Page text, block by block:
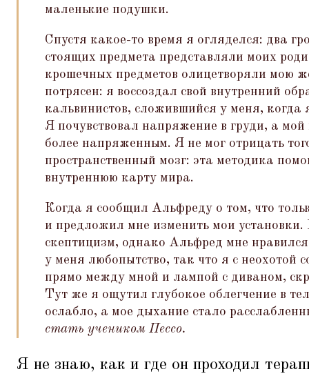
маленькие подушки.
Спустя какое-то время я огляделся: два
стоящих предмета представляли моих
крошечных предметов олицетворяли мою
потрясен: я воссоздал свой внутренний
кальвинистов, сложившийся у меня,
Я почувствовал напряжение в груди, а мой
более напряженным. Я не мог отрицать
пространственный мозг: эта методика
внутреннюю карту мира.
Когда я сообщил Альфреду о том, что
и предложил мне изменить мои установки.
скептицизм, однако Альфред мне
у меня любопытство, так что я с неохотой
прямо между мной и лампой с диваном,
Тут же я ощутил глубокое облегчение в
ослабло, а мое дыхание стало
стать учеником Пессо.
Я не знаю, как и где он проходил